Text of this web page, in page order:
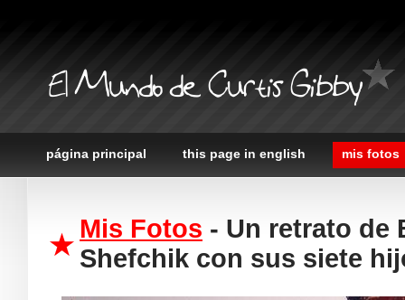
El Mundo de Curtis Gibby
página principal this page in english mis fotos
Mis Fotos - Un retrato de
Shefchik con sus siete